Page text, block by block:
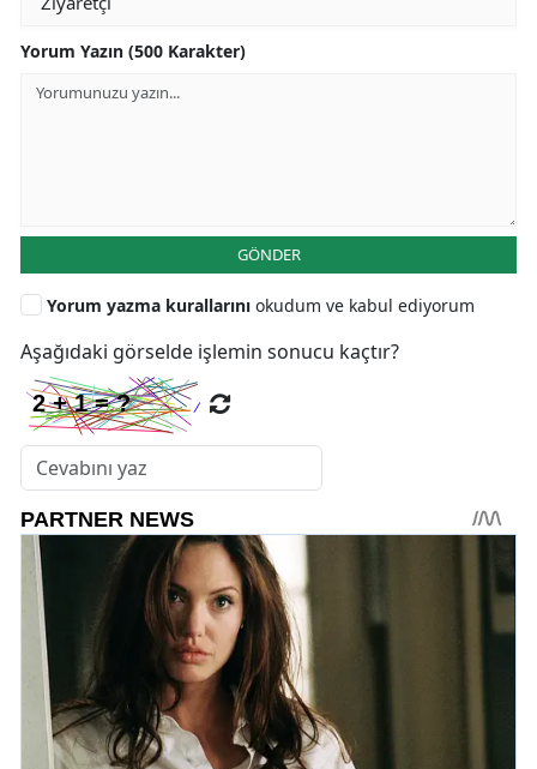
Yorum Yazın (500 Karakter)
GÖNDER
Yorum yazma kurallarını okudum ve kabul ediyorum
Aşağıdaki görselde işlemin sonucu kaçtır?